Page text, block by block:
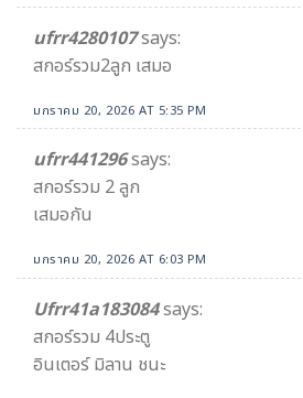
ufrr4280107says:
สกอร์รวม2ลูก เสมอ
มกราคม 20, 2026 AT 5:35 PM
ufrr441296says:
สกอร์รวม 2 ลูก
เสมอกัน
มกราคม 20, 2026 AT 6:03 PM
Ufrr41a183084says:
สกอร์รวม 4ประตู
อินเตอร์ มิลาน ชนะ